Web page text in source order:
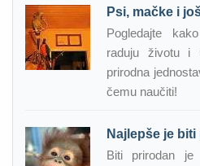
Psi, mačke i
Pogledajte
raduju životu i
prirodna
čemu naučiti!
Najlepše je
Biti prirodan